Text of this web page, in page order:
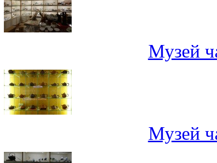
Музей
Музей